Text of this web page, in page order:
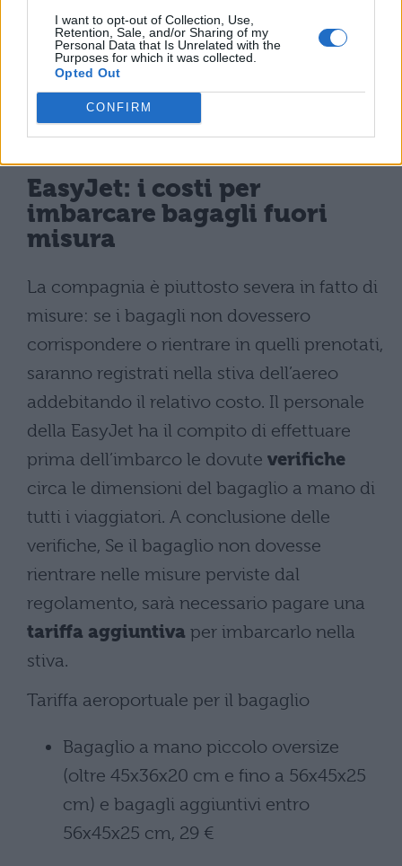
I want to opt-out of Collection, Use,
Retention, Sale, and/or Sharing of my
Personal Data that Is Unrelated with the
Purposes for which it was collected.
Opted Out
CONFIRM
EasyJet: i costi per
imbarcare bagagli fuori
misura
La compagnia è piuttosto severa in fatto di
misure: se i bagagli non dovessero
corrispondere o rientrare in quelli prenotati,
saranno registrati nella stiva dell’aereo
addebitando il relativo costo. Il personale
della EasyJet ha il compito di effettuare
prima dell’imbarco le dovute verifiche
circa le dimensioni del bagaglio a mano di
tutti i viaggiatori. A conclusione delle
verifiche, Se il bagaglio non dovesse
rientrare nelle misure perviste dal
regolamento, sarà necessario pagare una
tariffa aggiuntiva per imbarcarlo nella
stiva.
Tariffa aeroportuale per il bagaglio
Bagaglio a mano piccolo oversize
(oltre 45x36x20 cm e fino a 56x45x25
cm) e bagagli aggiuntivi entro
56x45x25 cm, 29 €